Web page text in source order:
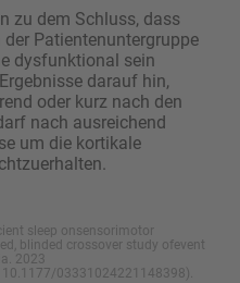
zu dem Schluss, dass
Patientenuntergruppe
dysfunktional sein
darauf hin,
oder kurz nach den
nach ausreichend
um die kortikale
sleep onsensorimotor
blinded crossover study ofevent
2023
03331024221148398).